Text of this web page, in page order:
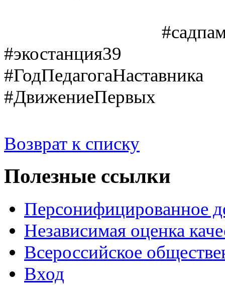
#экостанция39
#ДвижениеПервых
Возврат к списку
Полезные ссылки
Персонифицированное
Независимая оценка
Всероссийское
Вход